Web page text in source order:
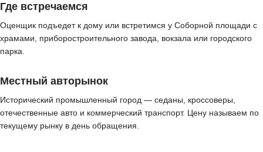
Где встречаемся
Оценщик подъедет к дому или встретимся у Соборной площади с
храмами, приборостроительного завода, вокзала или городского
парка.
Местный авторынок
Исторический промышленный город — седаны, кроссоверы,
отечественные авто и коммерческий транспорт. Цену называем по
текущему рынку в день обращения.